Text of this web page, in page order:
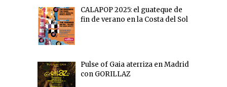
CALAPOP 2025: el guateque de
fin de verano en la Costa del Sol
Pulse of Gaia aterriza en Madrid
con GORILLAZ